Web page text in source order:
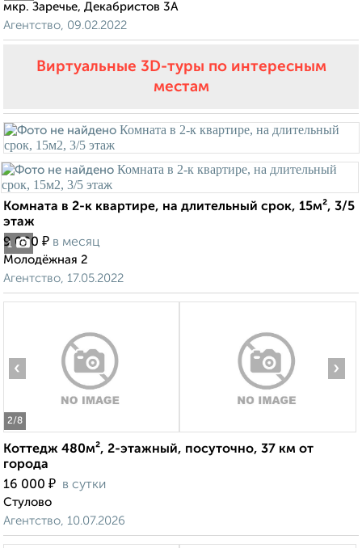
мкр. Заречье, Декабристов 3А
Агентство, 09.02.2022
Виртуальные 3D-туры по интересным
местам
1
Комната в 2-к квартире, на длительный срок, 15м², 3/5
этаж
9 000 ₽ в месяц
Молодёжная 2
Агентство, 17.05.2022
2/8
‹ ›
Коттедж 480м², 2-этажный, посуточно, 37 км от
города
16 000 ₽ в сутки
Стулово
Агентство, 10.07.2026